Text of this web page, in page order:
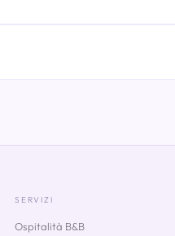
SERVIZI
Ospitalità B&B